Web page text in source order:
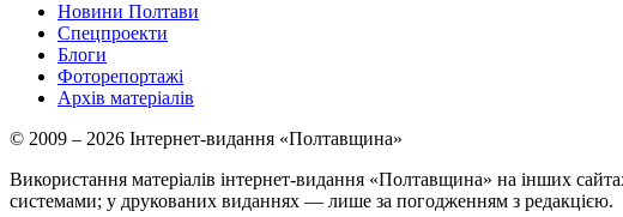
Новини Полтави
Спецпроекти
Блоги
Фоторепортажі
Архів матеріалів
© 2009 – 2026 Інтернет-видання «Полтавщина»
Використання матеріалів інтернет-видання «Полтавщина» на інших
системами; у друкованих виданнях — лише за погодженням з редакцією.